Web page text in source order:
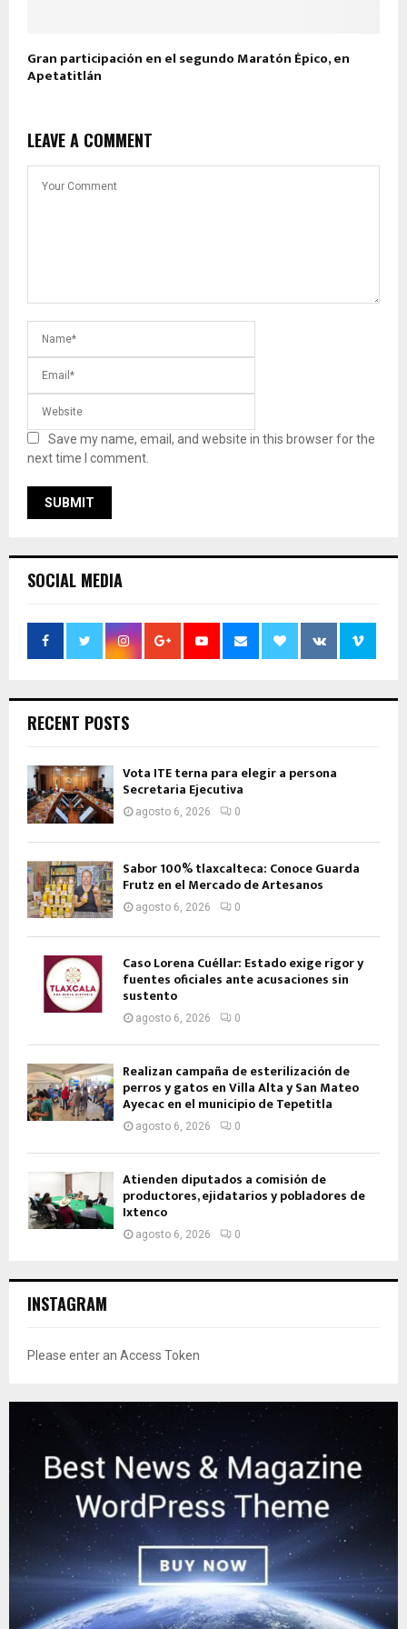
Gran participación en el segundo Maratón Épico, en
Apetatitlán
LEAVE A COMMENT
Save my name, email, and website in this browser for the
next time I comment.
SOCIAL MEDIA
RECENT POSTS
Vota ITE terna para elegir a persona
Secretaria Ejecutiva
agosto 6, 2026 0
Sabor 100% tlaxcalteca: Conoce Guarda
Frutz en el Mercado de Artesanos
agosto 6, 2026 0
Caso Lorena Cuéllar: Estado exige rigor y
fuentes oficiales ante acusaciones sin
sustento
agosto 6, 2026 0
Realizan campaña de esterilización de
perros y gatos en Villa Alta y San Mateo
Ayecac en el municipio de Tepetitla
agosto 6, 2026 0
Atienden diputados a comisión de
productores, ejidatarios y pobladores de
Ixtenco
agosto 6, 2026 0
INSTAGRAM
Please enter an Access Token